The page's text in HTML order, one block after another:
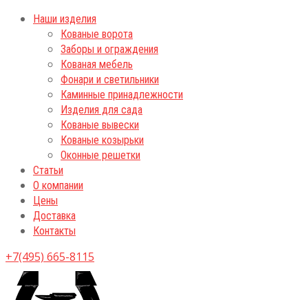
Наши изделия
Кованые ворота
Заборы и ограждения
Кованая мебель
Фонари и светильники
Каминные принадлежности
Изделия для сада
Кованые вывески
Кованые козырьки
Оконные решетки
Статьи
О компании
Цены
Доставка
Контакты
+7(495) 665-8115